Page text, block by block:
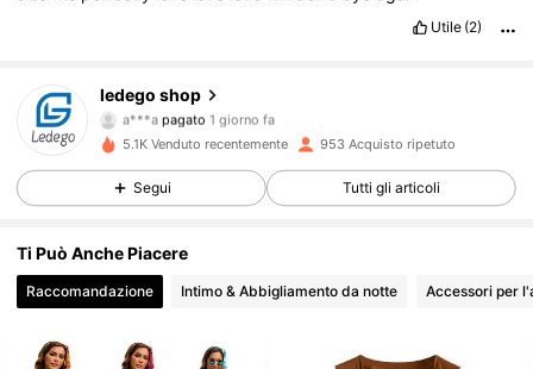
Utile (2)
ledego shop
4.89
414 Follower
a***apagato 1 giorno fa
n***6segue 1 giorno fa
4.89 414 Follower
5.1K Venduto recentemente 953 Acquisto ripetuto
Segui Tutti gli articoli
Ti Può Anche Piacere
Raccomandazione Intimo & Abbigliamento da notte Accessori per